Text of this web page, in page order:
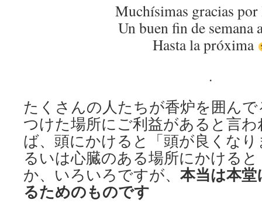
Muchísimas gracias por
Un buen fin de semana
Hasta la próxima
.
たくさんの人たちが香炉を囲ん
つけた場所にご利益があると言
ば、頭にかけると「頭が良くな
るいは心臓のある場所にかける
か、いろいろですが、 本当は本
るためのものです